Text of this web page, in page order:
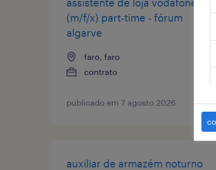
assistente de loja vodafone
(m/f/x) part-time - fórum
algarve
faro, faro
contrato
publicado em 7 agosto 2026
auxiliar de armazém noturno